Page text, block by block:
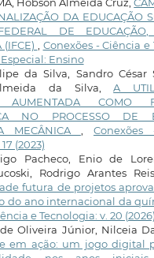
DA EDUCAÇÃO
DE
(IFCE)
Conexões - Ciência e
Especial: Ensino
da Silva, Sandro César
da Silva,A
AUMENTADA COMO
NO PROCESSO DE
MECÂNICA
,
(2023)
Pacheco, Enio de
Rodrigo Arantes
futura de projetos
do ano internacional da
e Tecnologia: v. 20 (2026)
Oliveira Júnior, Nilceia
em ação: um jogo digital